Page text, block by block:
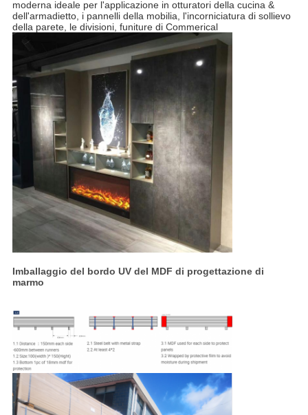
moderna ideale per l'applicazione in otturatori della cucina &
dell'armadietto, i pannelli della mobilia, l'incorniciatura di sollievo
della parete, le divisioni, funiture di Commerical
Imballaggio del bordo UV del MDF di progettazione di
marmo